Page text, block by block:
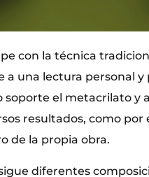
con la técnica
a una lectura personal
soporte el metacrilato y
resultados, como
de la propia obra.
diferentes